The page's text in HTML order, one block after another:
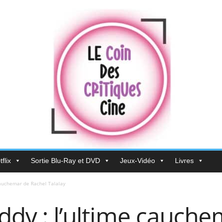
Sortie Blu-Ray et DVD Jeux-Vidéo Livres
de Rachel Talalay